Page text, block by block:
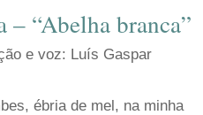
– “Abelha branca”
e voz: Luís Gaspar
ébria de mel, na minha